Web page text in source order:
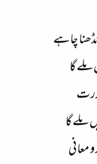
چاہے
گا
گا
معانی